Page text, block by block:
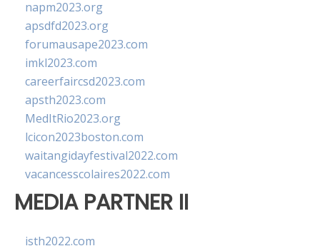
napm2023.org
apsdfd2023.org
forumausape2023.com
imkl2023.com
careerfaircsd2023.com
apsth2023.com
MedItRio2023.org
lcicon2023boston.com
waitangidayfestival2022.com
vacancesscolaires2022.com
MEDIA PARTNER II
isth2022.com